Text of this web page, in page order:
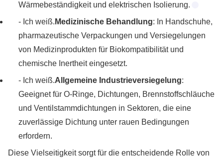
Wärmebeständigkeit und elektrischen Isolierung.
- Ich weiß. Medizinische Behandlung: In Handschuhe,
pharmazeutische Verpackungen und Versiegelungen
von Medizinprodukten für Biokompatibilität und
chemische Inertheit eingesetzt.
- Ich weiß.Allgemeine Industrieversiegelung:
Geeignet für O-Ringe, Dichtungen, Brennstoffschläuche
und Ventilstammdichtungen in Sektoren, die eine
zuverlässige Dichtung unter rauen Bedingungen
erfordern.
Diese Vielseitigkeit sorgt für die entscheidende Rolle von